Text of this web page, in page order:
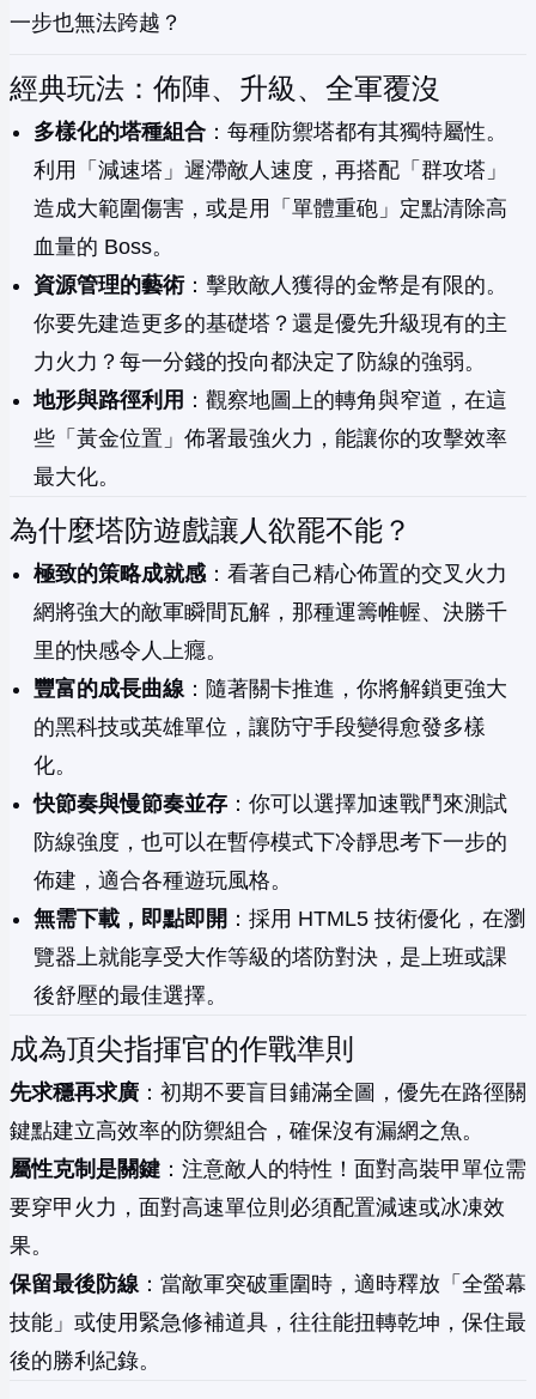
一步也無法跨越？
經典玩法：佈陣、升級、全軍覆沒
多樣化的塔種組合 ：每種防禦塔都有其獨特屬性。
利用「減速塔」遲滯敵人速度，再搭配「群攻塔」
造成大範圍傷害，或是用「單體重砲」定點清除高
血量的 Boss。
資源管理的藝術：擊敗敵人獲得的金幣是有限的。
你要先建造更多的基礎塔？還是優先升級現有的主
力火力？每一分錢的投向都決定了防線的強弱。
地形與路徑利用 ：觀察地圖上的轉角與窄道，在這
些「黃金位置」佈署最強火力，能讓你的攻擊效率
最大化。
為什麼塔防遊戲讓人欲罷不能？
極致的策略成就感：看著自己精心佈置的交叉火力
網將強大的敵軍瞬間瓦解，那種運籌帷幄、決勝千
里的快感令人上癮。
豐富的成長曲線：隨著關卡推進，你將解鎖更強大
的黑科技或英雄單位，讓防守手段變得愈發多樣
化。
快節奏與慢節奏並存 ：你可以選擇加速戰鬥來測試
防線強度，也可以在暫停模式下冷靜思考下一步的
佈建，適合各種遊玩風格。
無需下載，即點即開 ：採用 HTML5 技術優化，在瀏
覽器上就能享受大作等級的塔防對決，是上班或課
後舒壓的最佳選擇。
成為頂尖指揮官的作戰準則
先求穩再求廣 ：初期不要盲目鋪滿全圖，優先在路徑關
鍵點建立高效率的防禦組合，確保沒有漏網之魚。
屬性克制是關鍵 ：注意敵人的特性！面對高裝甲單位需
要穿甲火力，面對高速單位則必須配置減速或冰凍效
果。
保留最後防線：當敵軍突破重圍時，適時釋放「全螢幕
技能」或使用緊急修補道具，往往能扭轉乾坤，保住最
後的勝利紀錄。